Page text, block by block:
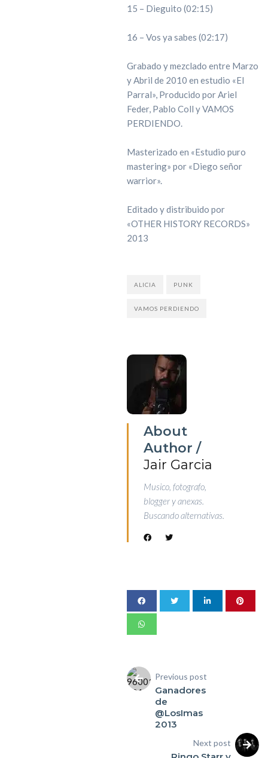
15 – Dieguito (02:15)
16 – Vos ya sabes (02:17)
Grabado y mezclado entre Marzo
y Abril de 2010 en estudio «El
Parral», Producido por Ariel
Feder, Pablo Coll y VAMOS
PERDIENDO.
Masterizado en «Estudio puro
mastering» por «Diego señor
warrior».
Editado y distribuido por
«OTHER HISTORY RECORDS»
2013
ALICIA PUNK
VAMOS PERDIENDO
About
Author /
Jair Garcia
Musico, fotografo,
blogger y anexas.
Buscando alternativas.
Previous post
Ganadores
de
@LosImas
2013
Next post